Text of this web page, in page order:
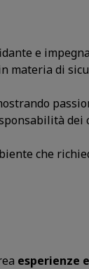
e
materia di
dei
che
esperienze